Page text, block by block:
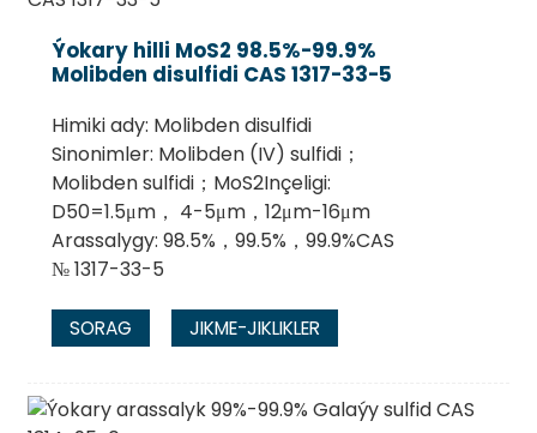
Ýokary hilli MoS2 98.5%-99.9%
Molibden disulfidi CAS 1317-33-5
Himiki ady: Molibden disulfidi
Sinonimler: Molibden (IV) sulfidi；
Molibden sulfidi；MoS2Inçeligi:
D50=1.5μm， 4-5μm，12μm-16μm
Arassalygy: 98.5%，99.5%，99.9%CAS
№ 1317-33-5
SORAG JIKME-JIKLIKLER